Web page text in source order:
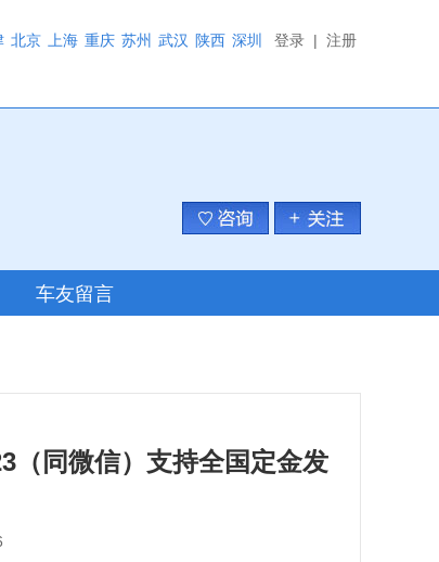
北京 上海 重庆 苏州 武汉 陕西 深圳 登录 | 注册
车友留言
（同微信）支持全国定金发